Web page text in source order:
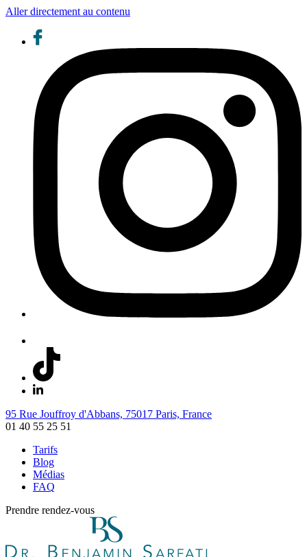
Aller directement au contenu
95 Rue Jouffroy d'Abbans, 75017 Paris, France
01 40 55 25 51
Tarifs
Blog
Médias
FAQ
Prendre rendez-vous